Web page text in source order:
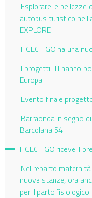
Esplorare le bellezze
autobus turistico
EXPLORE
Il GECT GO ha una
I progetti ITI hanno
Europa
Evento finale
Barraonda in segno
Barcolana 54
Il GECT GO riceve il
Nel reparto
nuove stanze, ora
per il parto fisiologico